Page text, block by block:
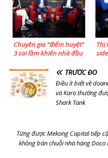
Chuyên gia “điểm huyệt”
3 sai lầm khiến nhà đầu
chứng khoán
Thị
lỗ
TRƯỚC ĐÓ
Điều ít biết về
và Karo thường
Shark Tank
Từng được Mekong Capital tiếp
không bán chuỗi nhà hàng